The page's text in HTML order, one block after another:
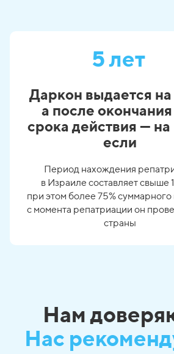
5 лет
Даркон выдается на
а после окончания
срока действия — на
если
Период нахождения
в Израиле составляет свыше
при этом более 75%
с момента репатриации он
страны
Нам
Нас